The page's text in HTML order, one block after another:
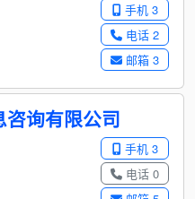
手机 3
电话 2
邮箱 3
询有限公司
手机 3
电话 0